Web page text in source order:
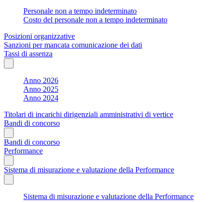
Personale non a tempo indeterminato
Costo del personale non a tempo indeterminato
Posizioni organizzative
Sanzioni per mancata comunicazione dei dati
Tassi di assenza
Anno 2026
Anno 2025
Anno 2024
Titolari di incarichi dirigenziali amministrativi di vertice
Bandi di concorso
Bandi di concorso
Performance
Sistema di misurazione e valutazione della Performance
Sistema di misurazione e valutazione della Performance